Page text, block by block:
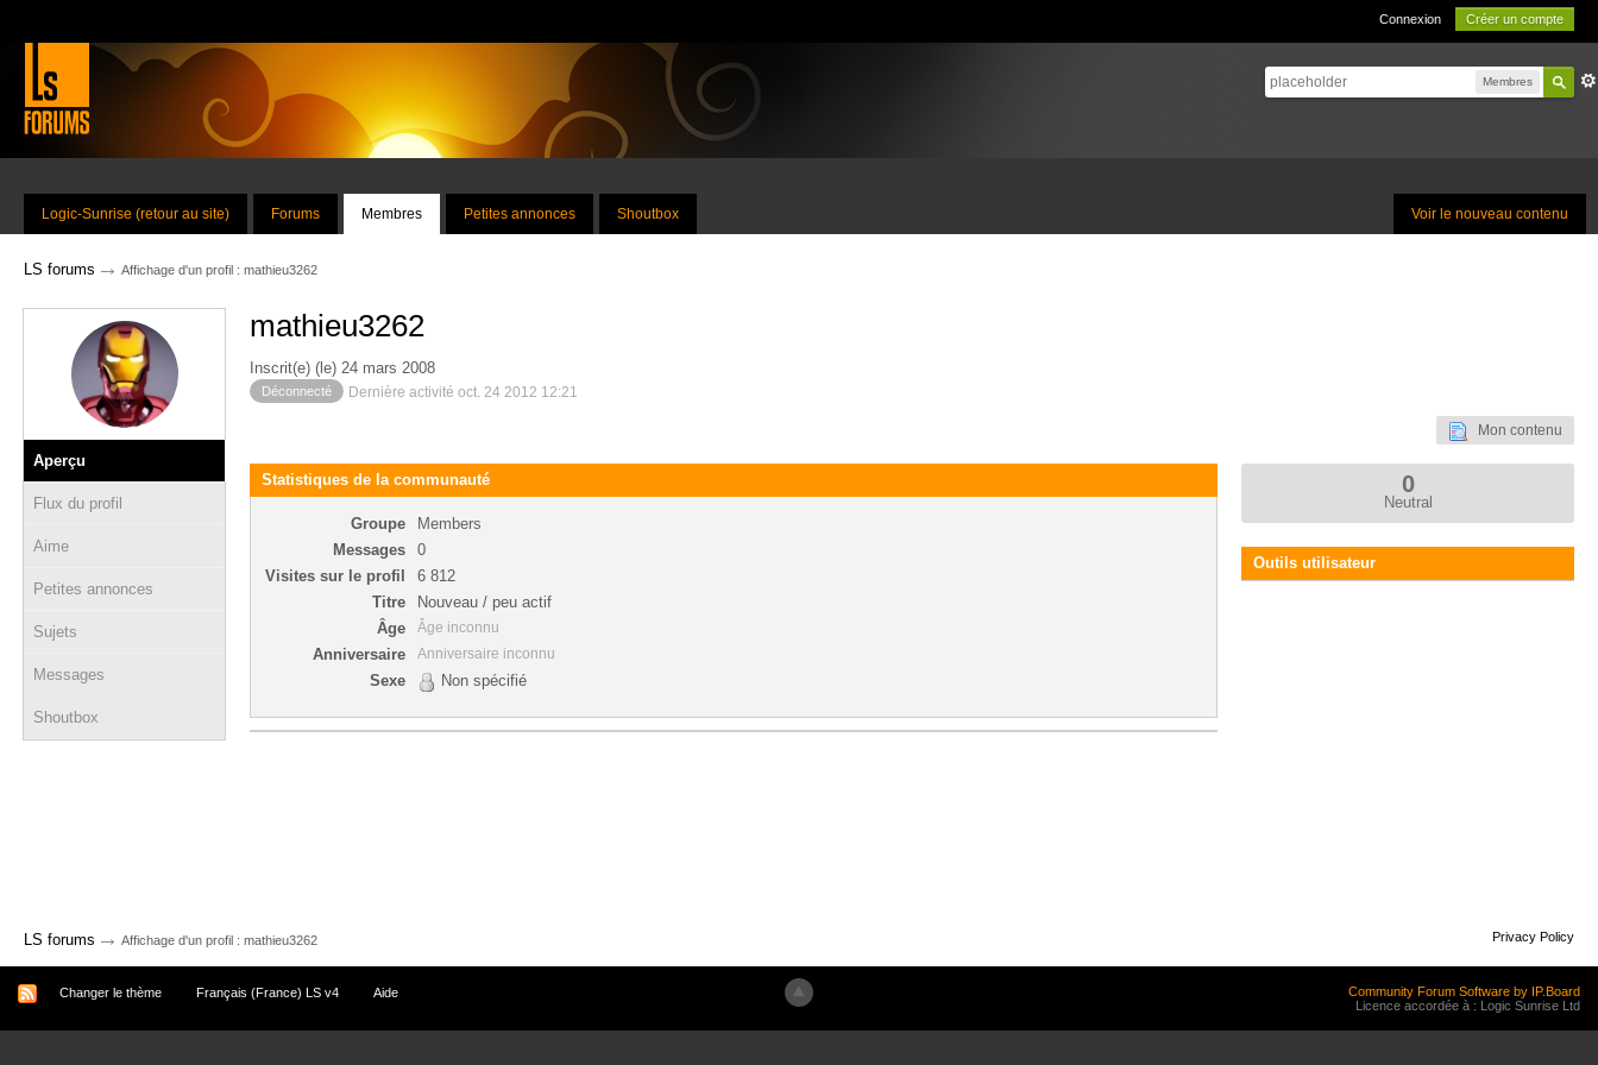
Connexion Créer un compte
Membres
Voir le nouveau contenu
Logic-Sunrise (retour au site) Forums Membres Petites annonces Shoutbox
LS forums → Affichage d'un profil : mathieu3262
Aperçu
Flux du profil
Aime
Petites annonces
Sujets
Messages
Shoutbox
mathieu3262
Inscrit(e) (le) 24 mars 2008
Déconnecté Dernière activité oct. 24 2012 12:21
Mon contenu
Statistiques de la communauté
Groupe
Members
Messages
0
Visites sur le profil
6 812
Titre
Nouveau / peu actif
Âge
Âge inconnu
Anniversaire Anniversaire inconnu
Sexe Non spécifié
0
Neutral
Outils utilisateur
LS forums → Affichage d'un profil : mathieu3262 Privacy Policy
Changer le thème Français (France) LS v4 Aide
Community Forum Software by IP.Board
Licence accordée à : Logic Sunrise Ltd